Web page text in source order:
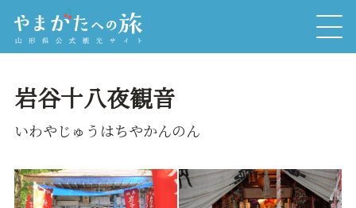
岩谷十八夜観音
いわやじゅうはちやかんのん